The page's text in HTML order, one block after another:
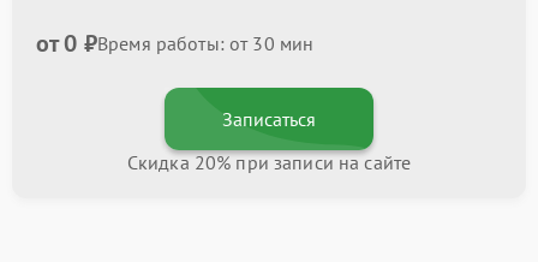
от 0 ₽Время работы: от 30 мин
Записаться
Скидка 20% при записи на сайте